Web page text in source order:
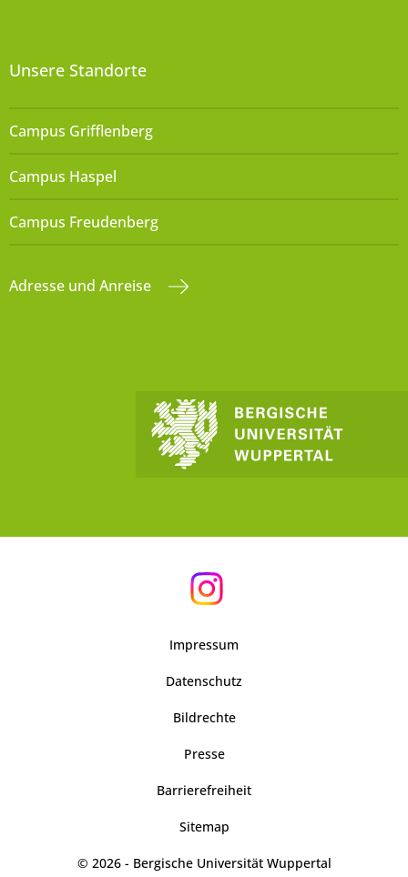
Unsere Standorte
Campus Grifflenberg
Campus Haspel
Campus Freudenberg
Adresse und Anreise
Impressum
Datenschutz
Bildrechte
Presse
Barrierefreiheit
Sitemap
© 2026 - Bergische Universität Wuppertal